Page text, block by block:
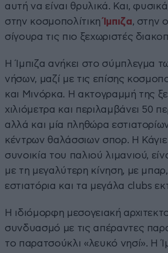
αυτή να είναι θρυλικά. Και,
στην κοσμοπολίτικηΊμπιζα, στην
σίγουρα τις πιο ξεχωριστές
Η Ίμπιζα ανήκει στο σύμπλεγμα
νήσων, μαζί με τις επίσης
και Μινόρκα. Η ακτογραμμή της
χιλιόμετρα και περιλαμβάνει 50
αλλά και μία πληθώρα
κέντρων θαλάσσιων σπορ. Η Κάγιε
συνοικία του παλιού λιμανιού,
με τη μεγαλύτερη κίνηση, με
εστιατόρια και τα μεγάλα clubs
Η ιδιόμορφη μεσογειακή
συνδυασμό με τις απέραντες
το παρατσούκλι «λευκό νησί». Η